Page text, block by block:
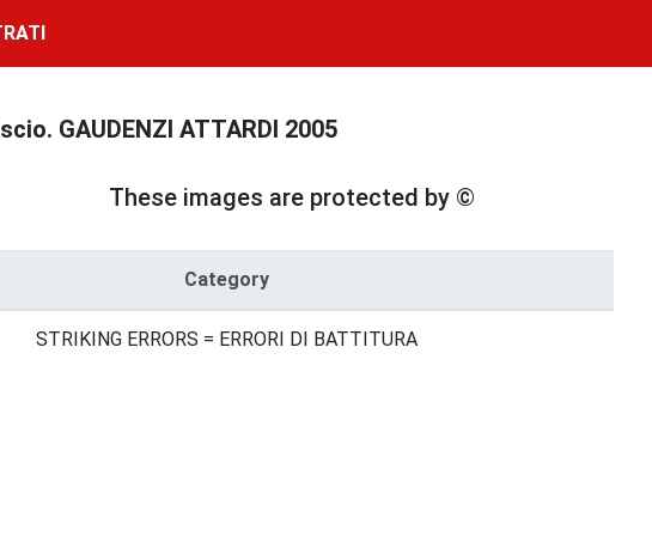
GAUDENZI ATTARDI 2005
These images are protected by ©
Category
STRIKING ERRORS = ERRORI DI BATTITURA